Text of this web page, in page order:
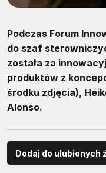
Podczas Forum
do szaf
została za
produktów z
środku zdjęcia),
Alonso.
Dodaj do ulubionych